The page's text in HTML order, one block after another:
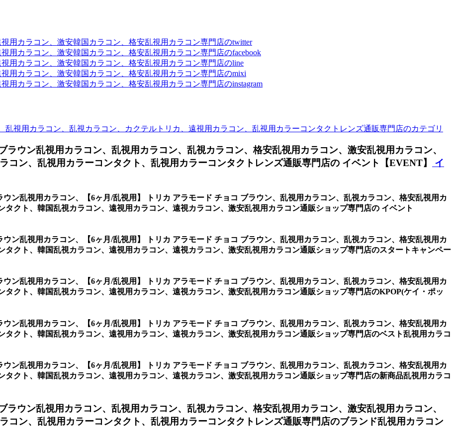
用カラコン、激安韓国カラコン、格安乱視用カラコン専門店のtwitter
用カラコン、激安韓国カラコン、格安乱視用カラコン専門店のfacebook
用カラコン、激安韓国カラコン、格安乱視用カラコン専門店のline
用カラコン、激安韓国カラコン、格安乱視用カラコン専門店のmixi
用カラコン、激安韓国カラコン、格安乱視用カラコン専門店のinstagram
視用カラコン、乱視カラコン、カクテルトリカ、遠視用カラコン、乱視用カラーコンタクトレンズ通販専門店のカテゴリ
ラウン乱視用カラコン、 乱視用カラコン、乱視カラコン、格安乱視用カラコン、激安乱視用カラコン、
コン、乱視用カラーコンタクト、乱視用カラーコンタクトレンズ通販専門店の イベント【EVENT】
イ
ン乱視用カラコン、
【6ヶ月/乱視用】 トリカ アラモード チョコ ブラウン、乱視用カラコン、乱視カラコン、格安乱視用カ
クト、韓国乱視カラコン、遠視用カラコン、遠視カラコン、激安乱視用カラコン通販ショップ専門店の イベント
ン乱視用カラコン、
【6ヶ月/乱視用】 トリカ アラモード チョコ ブラウン、乱視用カラコン、乱視カラコン、格安乱視用カ
タクト、韓国乱視カラコン、遠視用カラコン、遠視カラコン、激安乱視用カラコン通販ショップ専門店のスタートキャンペー
ン乱視用カラコン、
【6ヶ月/乱視用】 トリカ アラモード チョコ ブラウン、乱視用カラコン、乱視カラコン、格安乱視用カ
クト、韓国乱視カラコン、遠視用カラコン、遠視カラコン、激安乱視用カラコン通販ショップ専門店のKPOP(ケイ・ポッ
ン乱視用カラコン、
【6ヶ月/乱視用】 トリカ アラモード チョコ ブラウン、乱視用カラコン、乱視カラコン、格安乱視用カ
クト、韓国乱視カラコン、遠視用カラコン、遠視カラコン、激安乱視用カラコン通販ショップ専門店のベスト乱視用カラコ
ン乱視用カラコン、
【6ヶ月/乱視用】 トリカ アラモード チョコ ブラウン、乱視用カラコン、乱視カラコン、格安乱視用カ
クト、韓国乱視カラコン、遠視用カラコン、遠視カラコン、激安乱視用カラコン通販ショップ専門店の新商品乱視用カラコ
ラウン乱視用カラコン、 乱視用カラコン、乱視カラコン、格安乱視用カラコン、激安乱視用カラコン、
コン、乱視用カラーコンタクト、乱視用カラーコンタクトレンズ通販専門店のブランド乱視用カラコン